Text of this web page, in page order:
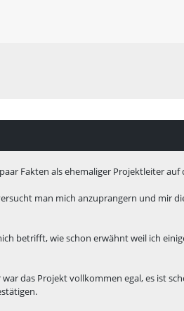
Fakten als ehemaliger Projektleiter auf
man mich anzuprangern und mir
betrifft, wie schon erwähnt weil ich
das Projekt vollkommen egal, es ist